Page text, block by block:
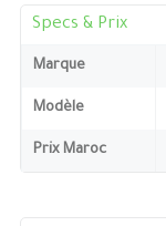
Specs & Prix
Marque
Modèle
Prix Maroc